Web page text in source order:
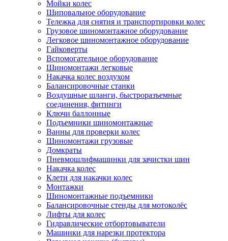
Мойки колес
Шиповальное оборудование
Тележка для снятия и транспортировки колес
Грузовое шиномонтажное оборудование
Легковое шиномонтажное оборудование
Гайковерты
Вспомогательное оборудование
Шиномонтажи легковые
Накачка колес воздухом
Балансировочные станки
Воздушные шланги, быстроразъемные
соединения, фитинги
Ключи баллонные
Подъемники шиномонтажные
Ванны для проверки колес
Шиномонтажи грузовые
Домкраты
Пневмошлифмашинки для зачистки шин
Накачка колес
Клети для накачки колес
Монтажки
Шиномонтажные подъемники
Балансировочные стенды для мотоколёс
Лифты для колес
Гидравлические отбортовыватели
Машинки для нарезки протектора